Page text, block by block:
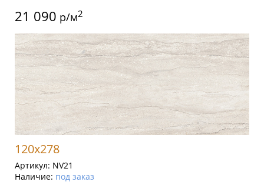
21 090 р/м2
120x278
Артикул: NV21
Наличие: под заказ